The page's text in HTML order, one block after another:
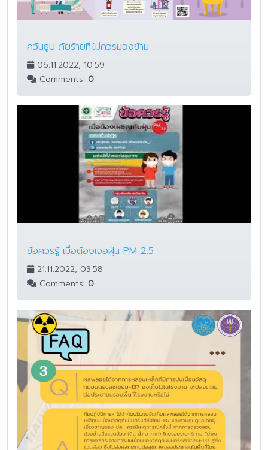
ควันธูป ภัยร้ายที่ไม่ควรมองข้าม
06.11.2022, 10:59
Comments: 0
ข้อควรรู้ เมื่อต้องเจอฝุ่น PM 2.5
21.11.2022, 03:58
Comments: 0